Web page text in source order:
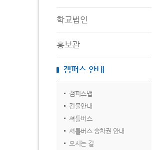
학교법인
홍보관
캠퍼스 안내
캠퍼스맵
건물안내
셔틀버스
셔틀버스 승차권 안내
오시는 길